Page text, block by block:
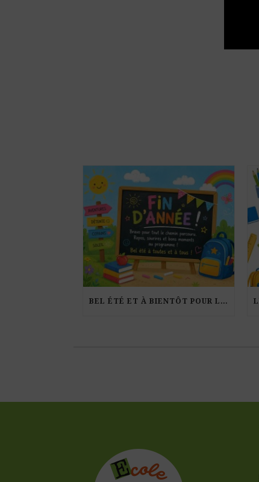
BEL ÉTÉ ET À BIENTÔT POUR LA RENTRÉE !